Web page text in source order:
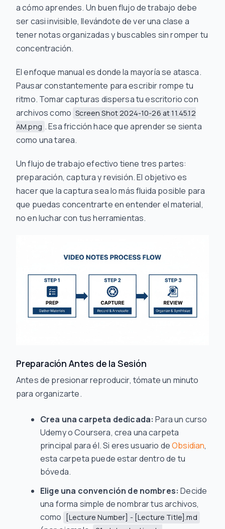
a cómo aprendes. Un buen flujo de trabajo debe
ser casi invisible, llevándote de ver una clase a
tener notas organizadas y buscables sin romper tu
concentración.
El enfoque manual es donde la mayoría se atasca.
Pausar constantemente para escribir rompe tu
ritmo. Tomar capturas dispersa tu escritorio con
archivos como Screen Shot 2024-10-26 at 11.45.12
AM.png . Esa fricción hace que aprender se sienta
como una tarea.
Un flujo de trabajo efectivo tiene tres partes:
preparación, captura y revisión. El objetivo es
hacer que la captura sea lo más fluida posible para
que puedas concentrarte en entender el material,
no en luchar con tus herramientas.
Preparación Antes de la Sesión
Antes de presionar reproducir, tómate un minuto
para organizarte.
Crea una carpeta dedicada: Para un curso
Udemy o Coursera, crea una carpeta
principal para él. Si eres usuario deObsidian,
esta carpeta puede estar dentro de tu
bóveda.
Elige una convención de nombres: Decide
una forma simple de nombrar tus archivos,
como
[Lecture Number] - [Lecture Title].md